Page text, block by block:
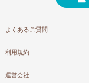
よくあるご質問
利用規約
運営会社